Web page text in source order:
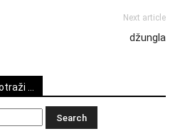
Next article
džungla
…